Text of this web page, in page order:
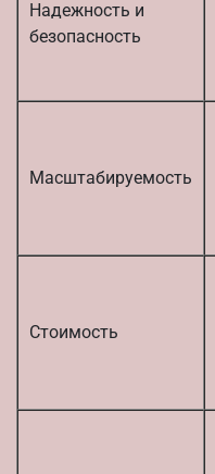
Надежность и
безопасность
Масштабируемость
Стоимость